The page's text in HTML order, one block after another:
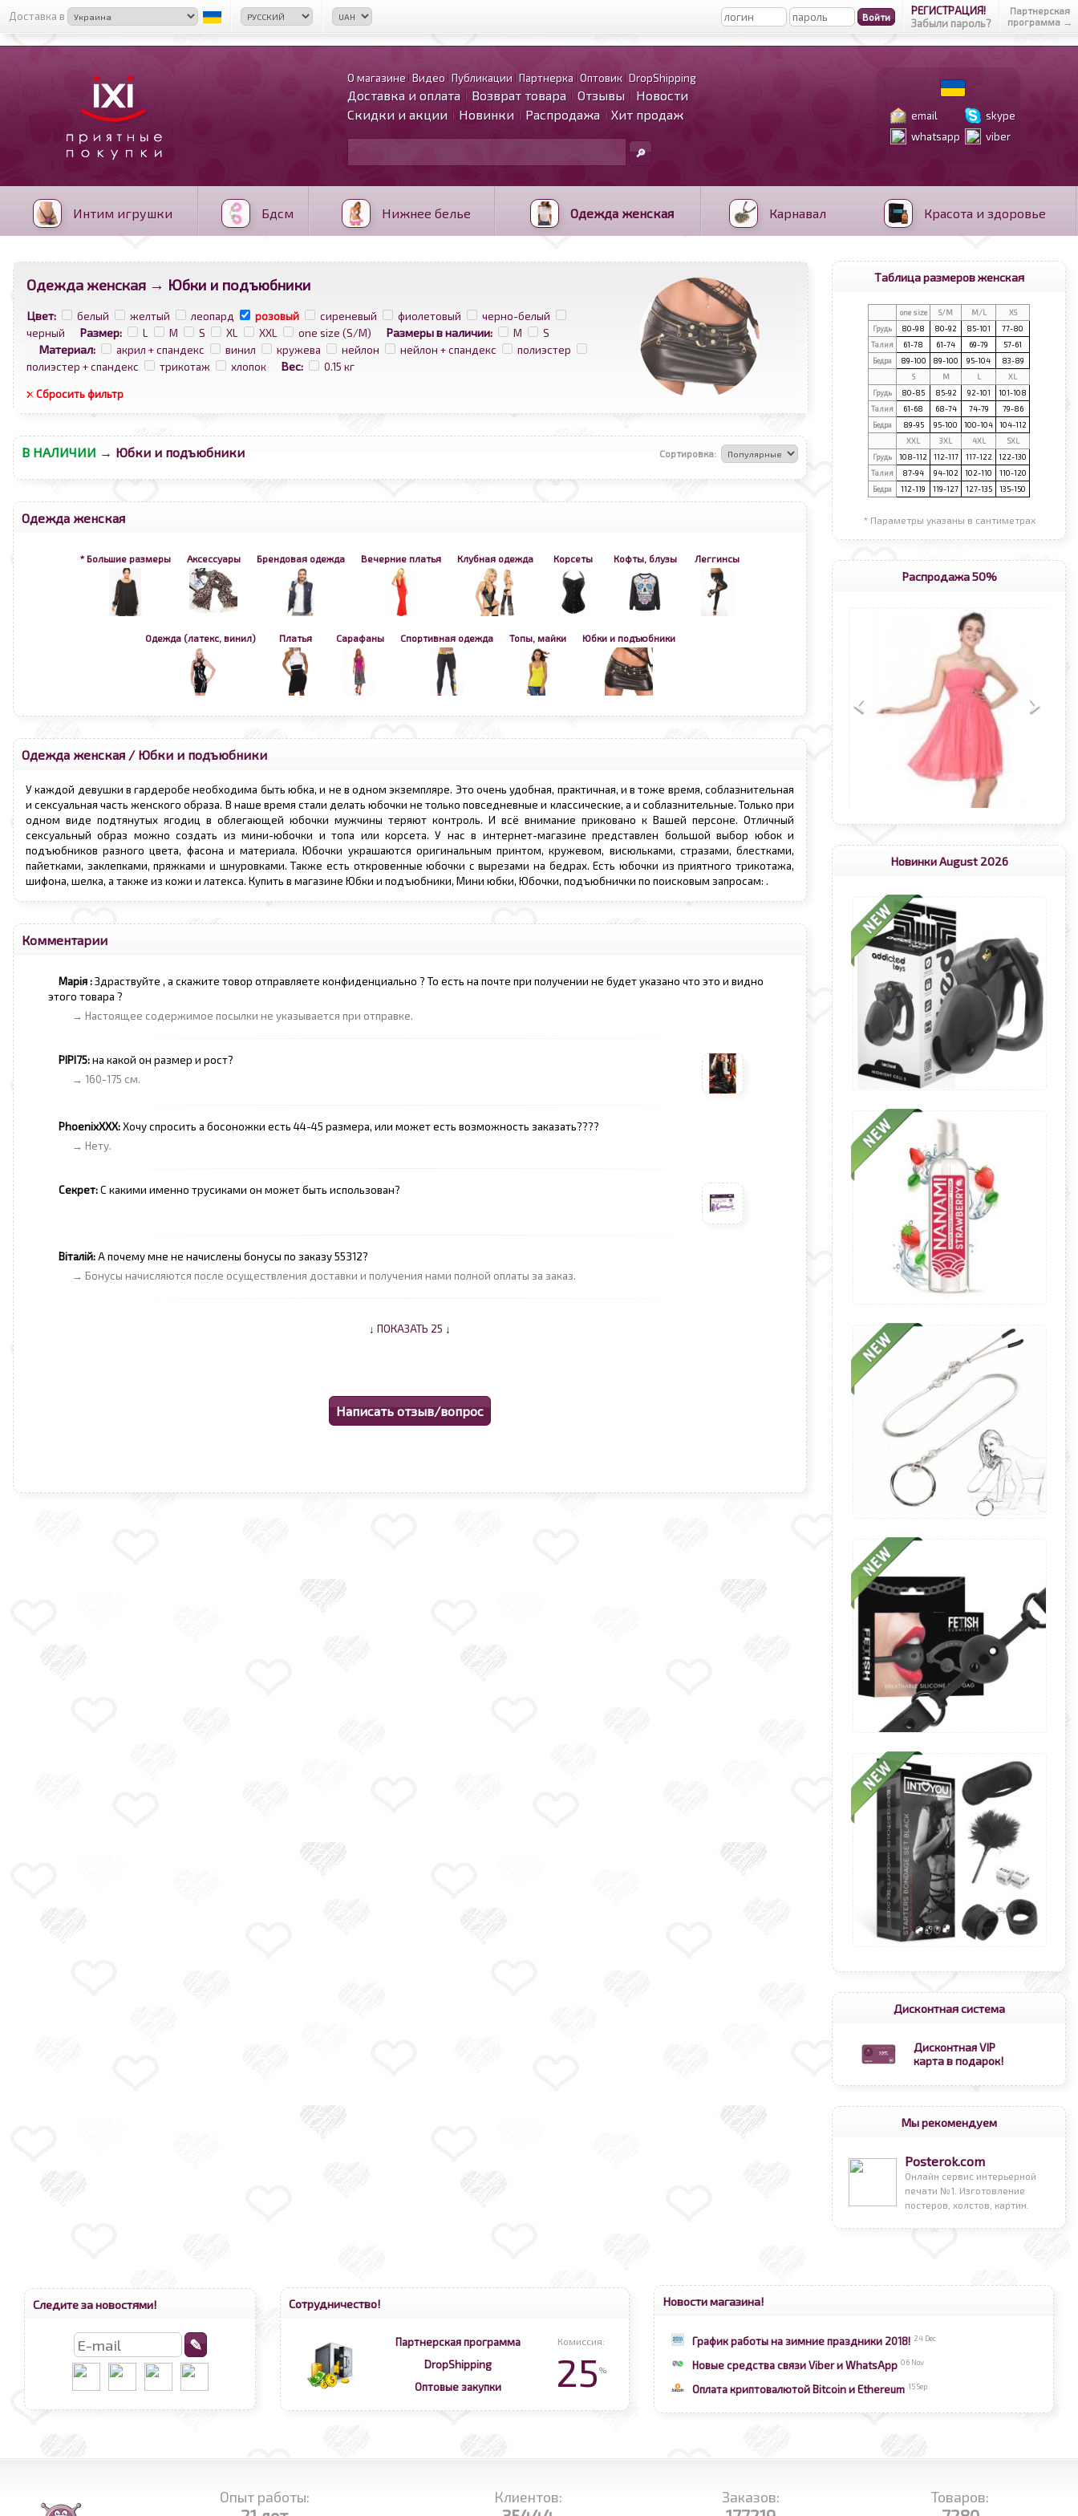
Доставка в
РЕГИСТРАЦИЯ!
Забыли пароль?
Партнерская
программа →
О магазине Видео Публикации Партнерка Оптовик DropShipping
Доставка и оплата Возврат товара Отзывы
Новости
Скидки и акции
Новинки Распродажа Хит продаж email
skype
whatsapp
viber
Интим игрушки Бдсм Нижнее белье Одежда женская Карнавал Красота и здоровье
Одежда женская → Юбки и подъюбники
Цвет: белый желтый леопард розовый сиреневый фиолетовый
черно-белый
черный
Размер: L M S XL XXL one size (S/M) Размеры в наличии: M S
Материал: акрил + спандекс винил кружева нейлон нейлон + спандекс
полиэстер
полиэстер + спандекс
трикотаж хлопок Вес: 0.15 кг
Сбросить фильтр
В НАЛИЧИИ → Юбки и подъюбники Сортировка:
Одежда женская
* Большие размеры Аксессуары Брендовая одежда Вечерние платья Клубная одежда Корсеты Кофты, блузы Леггинсы
Одежда (латекс, винил) Платья Сарафаны Спортивная одежда Топы, майки Юбки и подъюбники
Одежда женская / Юбки и подъюбники
У каждой девушки в гардеробе необходима быть юбка, и не в одном экземпляре. Это очень удобная, практичная, и в тоже время, соблазнительная
и сексуальная часть женского образа. В наше время стали делать юбочки не только повседневные и классические, а и соблазнительные. Только при
одном виде подтянутых ягодиц в облегающей юбочки мужчины теряют контроль. И всё внимание приковано к Вашей персоне. Отличный
сексуальный образ можно создать из мини-юбочки и топа или корсета. У нас в интернет-магазине представлен большой выбор юбок и
подъюбников разного цвета, фасона и материала. Юбочки украшаются оригинальным принтом, кружевом, висюльками, стразами, блестками,
пайетками, заклепками, пряжками и шнуровками. Также есть откровенные юбочки с вырезами на бедрах. Есть юбочки из приятного трикотажа,
шифона, шелка, а также из кожи и латекса. Купить в магазине Юбки и подъюбники, Мини юбки, Юбочки, подъюбнички по поисковым запросам: .
Комментарии
Марія :Здраствуйте , а скажите товор отправляете конфиденциально ? То есть на почте при получении не будет указано что это и видно
этого товара ?
→ Настоящее содержимое посылки не указывается при отправке.
РІРІ75:на какой он размер и рост?
→ 160-175 см.
PhoenixXXX:Хочу спросить а босоножки есть 44-45 размера, или может есть возможность заказать????
→ Нету.
Секрет:С какими именно трусиками он может быть использован?
Віталій:А почему мне не начислены бонусы по заказу 55312?
→ Бонусы начисляются после осуществления доставки и получения нами полной оплаты за заказ.
↓ ПОКАЗАТЬ 25 ↓
Таблица размеров женская
one size S/M M/L
XS
Грудь
80-98 80-92 85-101
77-80
Талия
61-78 61-74 69-79
57-61
Бедра
89-100 89-100 95-104
83-89
S
М L
XL
Грудь
80-85 85-92 92-101
101-108
Талия
61-68 68-74 74-79
79-86
Бедра
89-95 95-100 100-104
104-112
XXL
3XL 4XL
5XL
Грудь
108-112 112-117 117-122
122-130
Талия
87-94 94-102 102-110
110-120
Бедра
112-119 119-127 127-135 135-150
* Параметры указаны в сантиметрах
Распродажа 50%
>
Новинки August 2026
Дисконтная система
Дисконтная VIP
карта в подарок!
Мы рекомендуем
Posterok.com
Онлайн сервис интерьерной
печати №1. Изготовление
постеров, холстов, картин.
Следите за новостями! Сотрудничество!
Партнерская программа Комиссия:
25 %
DropShipping
Оптовые закупки
Новости магазина!
График работы на зимние праздники 2018! 24 Dec
Новые средства связи Viber и WhatsApp 06 Nov
Оплата криптовалютой Bitcoin и Ethereum 15 Sep
Опыт работы: Клиентов: Заказов: Товаров: